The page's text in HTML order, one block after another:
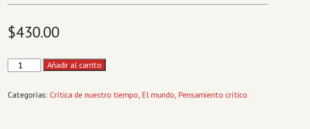
$430.00
Contexto
Añadir al carrito
Categorías: Crítica de nuestro tiempo, El mundo, Pensamiento crítico